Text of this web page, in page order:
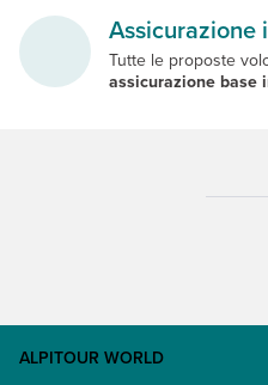
Assicurazione
Tutte le proposte
assicurazione base
ALPITOUR WORLD